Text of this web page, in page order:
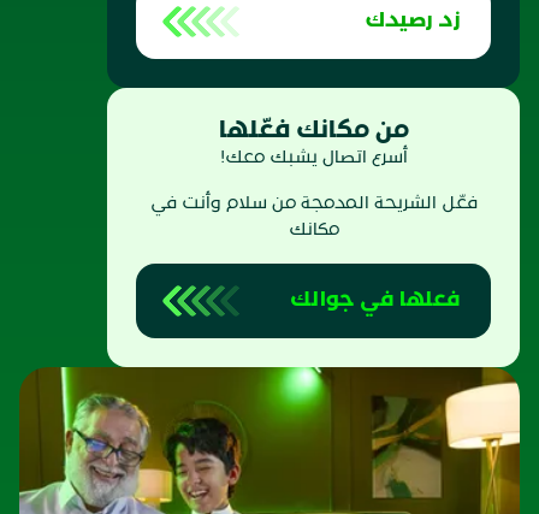
زد رصيدك
من مكانك فعّلها
أسرع اتصال يشبك معك!
فعّل الشريحة المدمجة من سلام وأنت في
مكانك
فعلها في جوالك